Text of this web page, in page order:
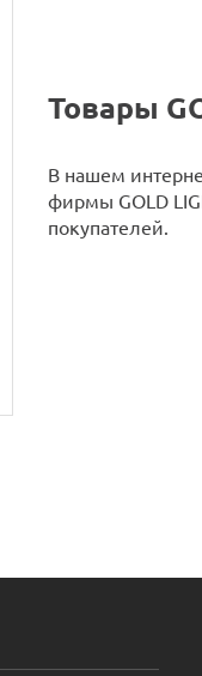
Товары
В нашем
фирмы GOLD
покупателей.